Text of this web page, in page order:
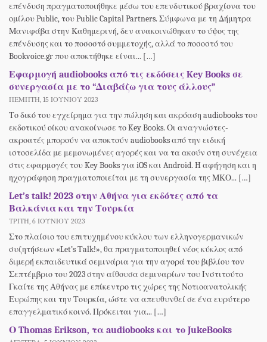
επένδυση πραγματοποιήθηκε μέσω του επενδυτικού βραχίονα του
ομίλου Public, του Public Capital Partners. Σύμφωνα με τη Δήμητρα
Μανιφάβα στην Καθημερινή, δεν ανακοινώθηκαν το ύψος της
επένδυσης και το ποσοστό συμμετοχής, αλλά το ποσοστό του
Bookvoice.gr που αποκτήθηκε είναι... […]
Εφαρμογή audiobooks από τις εκδόσεις Key Books σε
συνεργασία με το “Διαβάζω για τους άλλους”
ΠΈΜΠΤΗ, 15 ΙΟΥΝΊΟΥ 2023
Το δικό του εγχείρημα για την πώληση και ακρόαση audiobooks του
εκδοτικού οίκου ανακοίνωσε το Key Books. Οι αναγνώστες-
ακροατές μπορούν να αποκτούν audiobooks από την ειδική
ιστοσελίδα με μεμονωμένες αγορές και να τα ακούν στη συνέχεια
στις εφαρμογές του Key Books για iOS και Android. H αφήγηση και η
ηχογράφηση πραγματοποιείται με τη συνεργασία της ΜΚΟ... […]
Let’s talk! 2023 στην Αθήνα για εκδότες από τα
Βαλκάνια και την Τουρκία
ΤΡΊΤΗ, 6 ΙΟΥΝΊΟΥ 2023
Στο πλαίσιο του επιτυχημένου κύκλου των ελληνογερμανικών
συζητήσεων «Let’s Τalk!», θα πραγματοποιηθεί νέος κύκλος από
διμερή εκπαιδευτικά σεμινάρια για την αγορά του βιβλίου τον
Σεπτέμβριο του 2023 στην αίθουσα σεμιναρίων του Ινστιτούτο
Γκαίτε της Αθήνας με επίκεντρο τις χώρες της Νοτιοανατολικής
Ευρώπης και την Τουρκία, ώστε να απευθυνθεί σε ένα ευρύτερο
επαγγελματικό κοινό. Πρόκειται για... […]
Ο Thomas Erikson, τα audiobooks και το JukeBooks